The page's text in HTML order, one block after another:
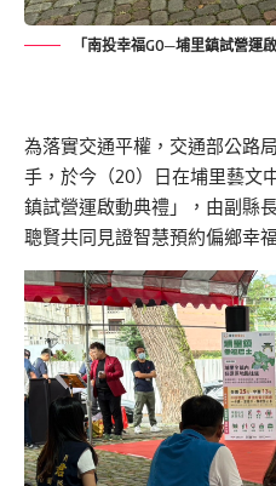
「南投幸福GO─埔里鎮試營運
為落實交通平權，交通部公路
手，於今（20）日在埔里藝文
鎮試營運啟動典禮」，由副縣
聰賢共同見證智慧預約偏鄉幸